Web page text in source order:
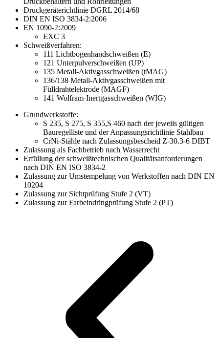
Druckgeräterichtlinie DGRL 2014/68
DIN EN ISO 3834-2:2006
EN 1090-2:2009
EXC 3
Schweißverfahren:
111 Lichtbogenhandschweißen (E)
121 Unterpulverschweißen (UP)
135 Metall-Aktivgasschweißen (tMAG)
136/138 Metall-Aktivgasschweißen mit
Fülldrahtelektrode (MAGF)
141 Wolfram-Inertgasschweißen (WIG)
Grundwerkstoffe:
S 235, S 275, S 355,S 460 nach der jeweils gültigen
Bauregelliste und der Anpassungsrichtlinie Stahlbau
CrNi-Stähle nach Zulassungsbescheid Z-30.3-6 DIBT
Zulassung als Fachbetrieb nach Wasserrecht
Erfüllung der schweißtechnischen Qualitätsanforderungen
nach DIN EN ISO 3834-2
Zulassung zur Umstempelung von Werkstoffen nach DIN EN
10204
Zulassung zur Sichtprüfung Stufe 2 (VT)
Zulassung zur Farbeindringprüfung Stufe 2 (PT)